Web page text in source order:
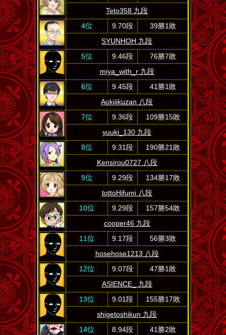
Teto358 九段
4位
9.70段
39勝1敗
SYUNHOH 九段
5位
9.46段
76勝7敗
miya_with_r 九段
6位
9.45段
41勝1敗
Aokijikuzan 八段
7位
9.36段
109勝15敗
yuuki_130 九段
8位
9.31段
190勝21敗
Kensirou0727 八段
9位
9.29段
134勝17敗
tottoHifumi 八段
10位
9.29段
157勝54敗
cooper46 九段
11位
9.17段
56勝3敗
hosehose1213 八段
12位
9.07段
47勝1敗
ASIENCE_ 九段
13位
9.01段
155勝17敗
shigetoshikun 九段
14位
8.94段
41勝2敗